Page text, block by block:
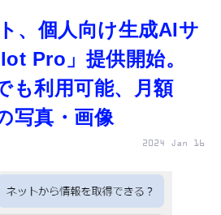
AI
ガジェット
カルチャー
、個人向け生成AIサ
Pro」提供開始。
も利用可能、月額
写真・画像
2024 Jan 16